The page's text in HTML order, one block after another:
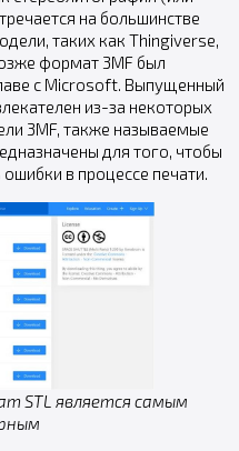
на большинстве
таких как Thingiverse,
формат 3MF был
с Microsoft. Выпущенный
из-за некоторых
3MF, также называемые
для того, чтобы
в процессе печати.
STL является самым